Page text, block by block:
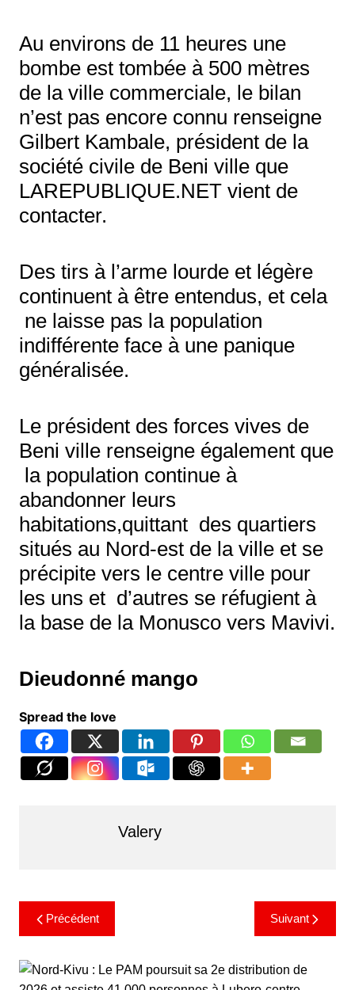
Au environs de 11 heures une
bombe est tombée à 500 mètres
de la ville commerciale, le bilan
n’est pas encore connu renseigne
Gilbert Kambale, président de la
société civile de Beni ville que
LAREPUBLIQUE.NET vient de
contacter.
Des tirs à l’arme lourde et légère
continuent à être entendus, et cela
ne laisse pas la population
indifférente face à une panique
généralisée.
Le président des forces vives de
Beni ville renseigne également que
la population continue à
abandonner leurs
habitations,quittant des quartiers
situés au Nord-est de la ville et se
précipite vers le centre ville pour
les uns et d’autres se réfugient à
la base de la Monusco vers Mavivi.
Dieudonné mango
Spread the love
Valery
Précédent Suivant